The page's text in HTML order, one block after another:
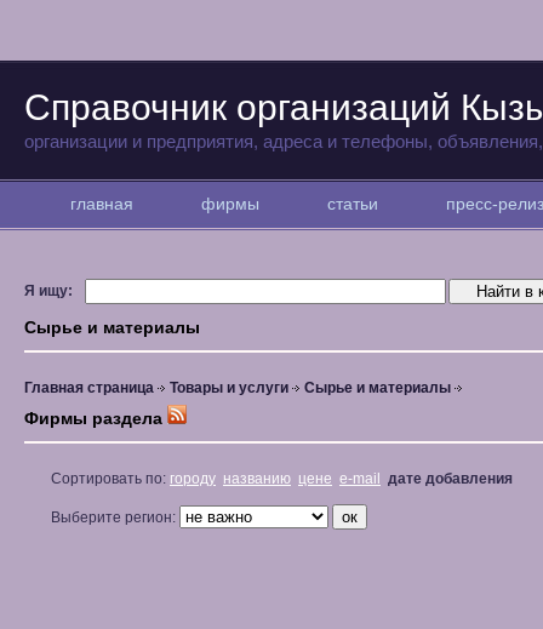
Справочник организаций
организации и предприятия, адреса и телефоны,
главная фирмы статьи пресс-
Я ищу:
Сырье и материалы
Главная страница Товары и услуги Сырье и материалы
Фирмы раздела
Сортировать по: городу названию цене e-mail дате добавления
Выберите регион: